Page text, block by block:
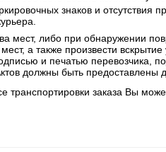
знаков и отсутствия
мест, либо при обнаружении
а также произвести
и печатью перевозчика,
должны быть предоставлены
заказа Вы